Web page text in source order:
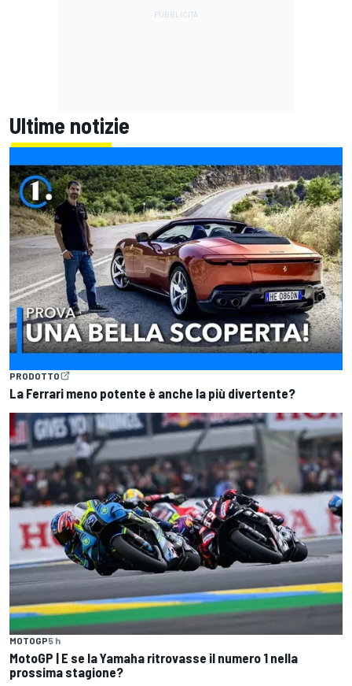
Ultime notizie
PRODOTTO
La Ferrari meno potente è anche la più divertente?
MOTOGP5 h
MotoGP | E se la Yamaha ritrovasse il numero 1 nella
prossima stagione?